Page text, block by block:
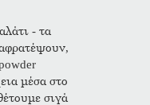
- τα
μέσα στο
σιγά